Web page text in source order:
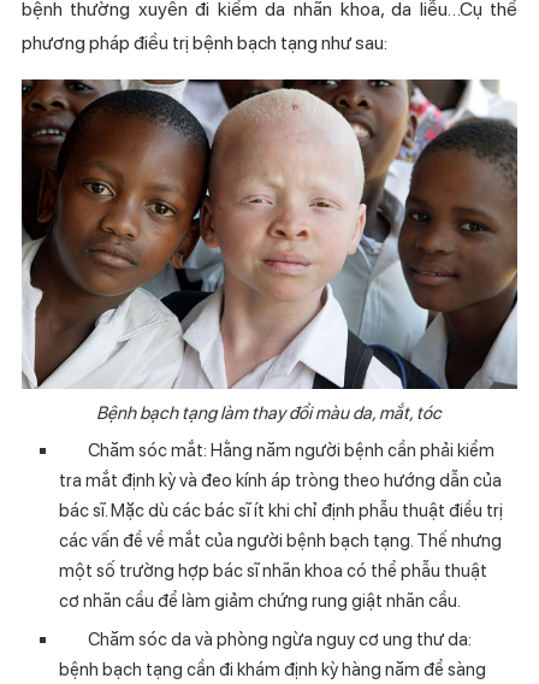
bệnh thường xuyên đi kiểm da nhãn khoa, da liễu…Cụ thể
phương pháp điều trị bệnh bạch tạng như sau:
Bệnh bạch tạng làm thay đổi màu da, mắt, tóc
Chăm sóc mắt: Hằng năm người bệnh cần phải kiểm
tra mắt định kỳ và đeo kính áp tròng theo hướng dẫn của
bác sĩ. Mặc dù các bác sĩ ít khi chỉ định phẫu thuật điều trị
các vấn đề về mắt của người bệnh bạch tạng. Thế nhưng
một số trường hợp bác sĩ nhãn khoa có thể phẫu thuật
cơ nhãn cầu để làm giảm chứng rung giật nhãn cầu.
Chăm sóc da và phòng ngừa nguy cơ ung thư da:
bệnh bạch tạng cần đi khám định kỳ hàng năm để sàng